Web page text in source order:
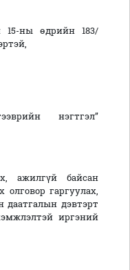
15-ны өдрийн 183/
нэгтгэл”
ажилгүй байсан
гаргуулах,
дэвтэрт
иргэний